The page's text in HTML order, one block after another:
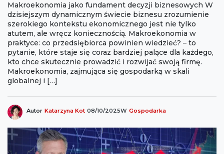
Makroekonomia jako fundament decyzji biznesowych W
dzisiejszym dynamicznym świecie biznesu zrozumienie
szerokiego kontekstu ekonomicznego jest nie tylko
atutem, ale wręcz koniecznością. Makroekonomia w
praktyce: co przedsiębiorca powinien wiedzieć? – to
pytanie, które staje się coraz bardziej palące dla każdego,
kto chce skutecznie prowadzić i rozwijać swoją firmę.
Makroekonomia, zajmująca się gospodarką w skali
globalnej i […]
Autor Katarzyna Kot 08/10/2025W Gospodarka